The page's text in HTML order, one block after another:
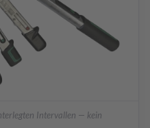
Intervallen — kein